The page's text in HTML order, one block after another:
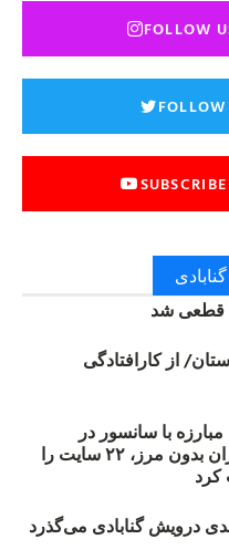
FOLLOW
قطعی شد
از کارافتادگی
مبارزه با سانسور در
اینترنت: #آزادی هم‌آیند گزارشگران‌ بدون مرز، ۲۲ سایت را
درویش گنابادی می‌گذرد